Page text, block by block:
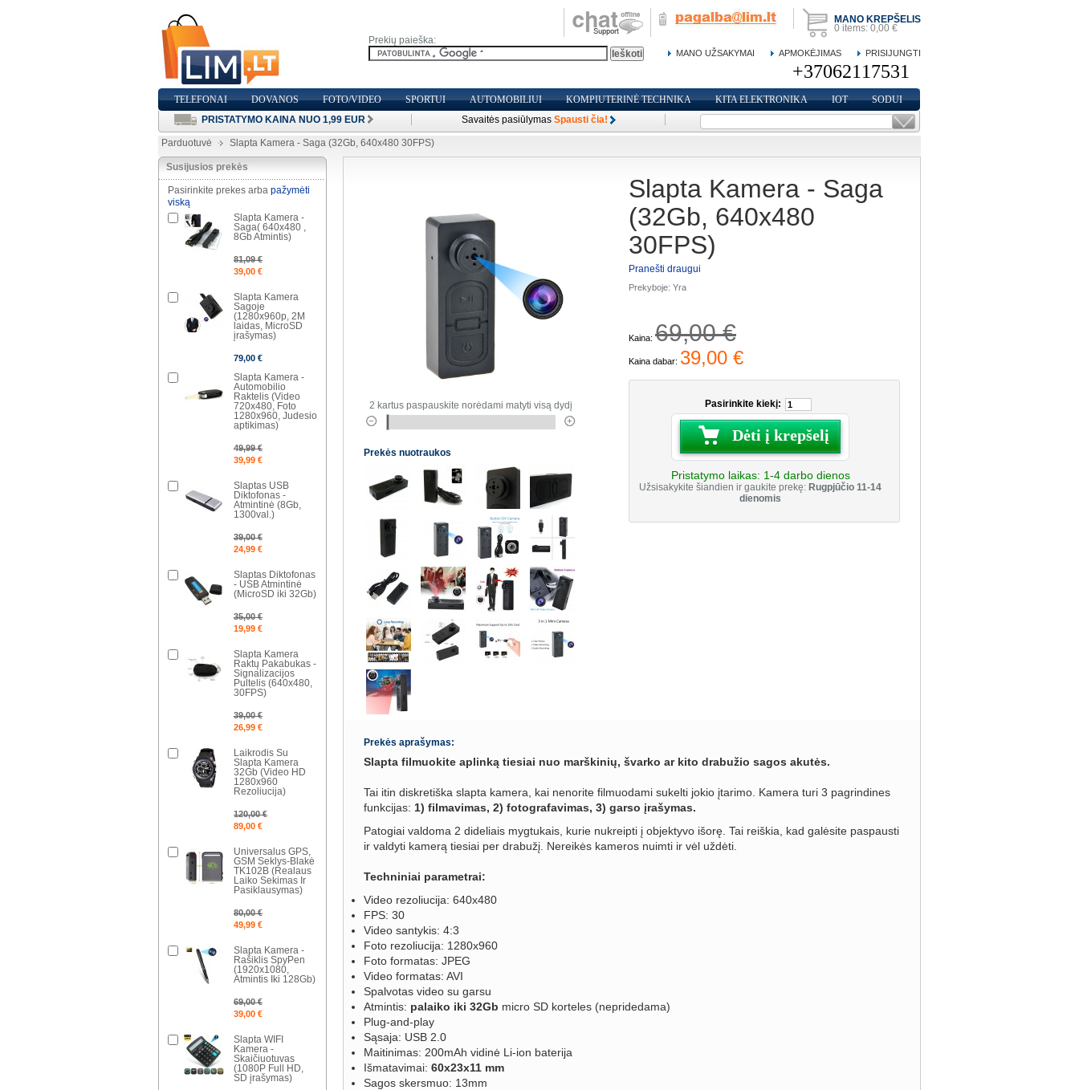
MANO KREPŠELIS
0 items: 0,00 €
Prekių paieška:
MANO UŽSAKYMAI APMOKĖJIMAS PRISIJUNGTI
TELEFONAI DOVANOS FOTO/VIDEO SPORTUI AUTOMOBILIUI KOMPIUTERINĖ TECHNIKA KITA ELEKTRONIKA IOT
SODUI
PRISTATYMO KAINA NUO 1,99 EUR
Savaitės pasiūlymas Spausti čia!
Parduotuvė Slapta Kamera - Saga (32Gb, 640x480 30FPS)
Slapta Kamera - Saga
(32Gb, 640x480
30FPS)
Pranešti draugui
Prekyboje: Yra
Kaina: 69,00 €
Kaina dabar: 39,00 €
Pasirinkite kiekį:
Dėti į krepšelį
Pristatymo laikas: 1-4 darbo dienos
Užsisakykite šiandien ir gaukite prekę: Rugpjūčio 11-14
dienomis
2 kartus paspauskite norėdami matyti visą dydį
Prekės nuotraukos
Prekės aprašymas:
Slapta filmuokite aplinką tiesiai nuo marškinių, švarko ar kito drabužio sagos akutės.
Tai itin diskretiška slapta kamera, kai nenorite filmuodami sukelti jokio įtarimo. Kamera turi 3 pagrindines
funkcijas: 1) filmavimas, 2) fotografavimas, 3) garso įrašymas.
Patogiai valdoma 2 dideliais mygtukais, kurie nukreipti į objektyvo išorę. Tai reiškia, kad galėsite paspausti
ir valdyti kamerą tiesiai per drabužį. Nereikės kameros nuimti ir vėl uždėti.
Techniniai parametrai:
Video rezoliucija: 640x480
FPS: 30
Video santykis: 4:3
Foto rezoliucija: 1280x960
Foto formatas: JPEG
Video formatas: AVI
Spalvotas video su garsu
Atmintis: palaiko iki 32Gb micro SD korteles (nepridedama)
Plug-and-play
Sąsaja: USB 2.0
Maitinimas: 200mAh vidinė Li-ion baterija
Išmatavimai: 60x23x11 mm
Sagos skersmuo: 13mm
Susijusios prekės
Pasirinkite prekes arba pažymėti
viską
Slapta Kamera -
Saga( 640x480 ,
8Gb Atmintis)
81,09 €
39,00 €
Slapta Kamera
Sagoje
(1280x960p, 2M
laidas, MicroSD
įrašymas)
79,00 €
Slapta Kamera -
Automobilio
Raktelis (Video
720x480, Foto
1280x960, Judesio
aptikimas)
49,99 €
39,99 €
Slaptas USB
Diktofonas -
Atmintinė (8Gb,
1300val.)
39,00 €
24,99 €
Slaptas Diktofonas
- USB Atmintinė
(MicroSD iki 32Gb)
35,00 €
19,99 €
Slapta Kamera
Raktų Pakabukas -
Signalizacijos
Pultelis (640x480,
30FPS)
39,00 €
26,99 €
Laikrodis Su
Slapta Kamera
32Gb (Video HD
1280x960
Rezoliucija)
120,00 €
89,00 €
Universalus GPS,
GSM Seklys-Blakė
TK102B (Realaus
Laiko Sekimas Ir
Pasiklausymas)
80,00 €
49,99 €
Slapta Kamera -
Rašiklis SpyPen
(1920x1080,
Atmintis Iki 128Gb)
69,00 €
39,00 €
Slapta WIFI
Kamera -
Skaičiuotuvas
(1080P Full HD,
SD įrašymas)